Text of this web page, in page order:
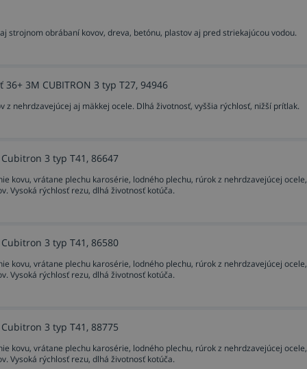
strojnom obrábaní kovov, dreva, betónu, plastov aj pred striekajúcou vodou.
3M CUBITRON 3 typ T27, 94946
nehrdzavejúcej aj mäkkej ocele. Dlhá životnosť, vyššia rýchlosť, nižší prítlak.
3 typ T41, 86647
kovu, vrátane plechu karosérie, lodného plechu, rúrok z nehrdzavejúcej ocele,
Vysoká rýchlosť rezu, dlhá životnosť kotúča.
3 typ T41, 86580
kovu, vrátane plechu karosérie, lodného plechu, rúrok z nehrdzavejúcej ocele,
Vysoká rýchlosť rezu, dlhá životnosť kotúča.
3 typ T41, 88775
kovu, vrátane plechu karosérie, lodného plechu, rúrok z nehrdzavejúcej ocele,
Vysoká rýchlosť rezu, dlhá životnosť kotúča.